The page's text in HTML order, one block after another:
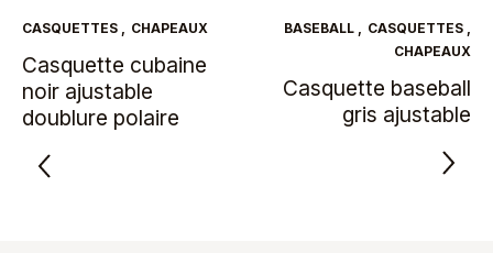
CASQUETTES , CHAPEAUX
Casquette cubaine
noir ajustable
doublure polaire
BASEBALL , CASQUETTES ,
CHAPEAUX
Casquette baseball
gris ajustable